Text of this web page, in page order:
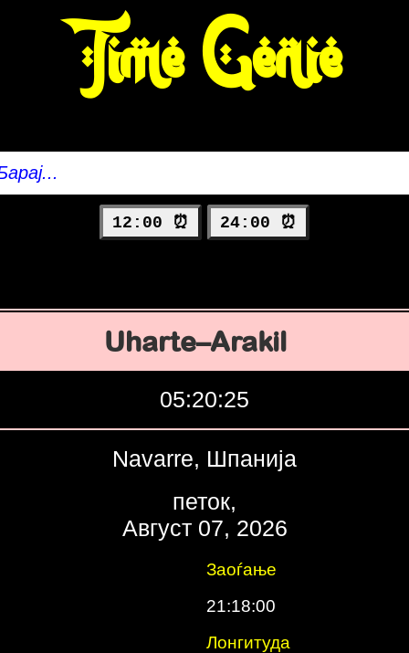
Time Genie
12:00 ⏰ 24:00 ⏰
Uharte–Arakil
05:20:26
Navarre, Шпанија
петок,
Август 07, 2026
Заоѓање
21:18:00
Лонгитуда